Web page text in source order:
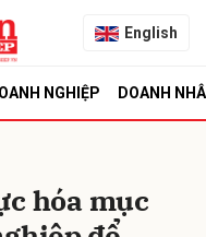
English
NGHIỆP DOANH
hóa mục